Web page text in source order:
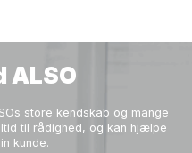
ALSO
store kendskab og mange
til rådighed, og kan hjælpe
kunde.